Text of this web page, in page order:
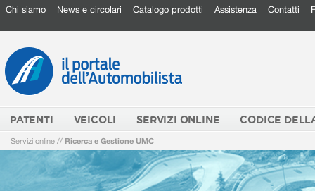
Chi siamo News e circolari Catalogo prodotti Assistenza Contatti
PATENTI VEICOLI SERVIZI ONLINE CODICE
Servizi online // Ricerca e Gestione UMC